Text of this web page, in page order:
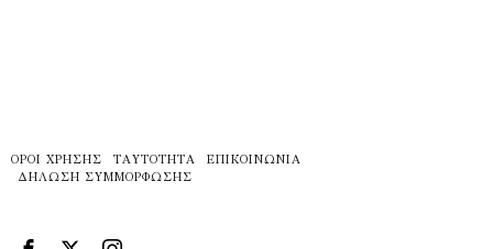
ΌΡΟΙ ΧΡΉΣΗΣ ΤΑΥΤΌΤΗΤΑ
ΕΠΙΚΟΙΝΩΝΊΑ
ΔΉΛΩΣΗ ΣΥΜΜΌΡΦΩΣΗΣ